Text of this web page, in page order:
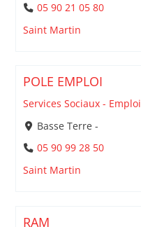
05 90 21 05 80
Saint Martin
POLE EMPLOI
Services Sociaux - Emploi
Basse Terre -
05 90 99 28 50
Saint Martin
RAM